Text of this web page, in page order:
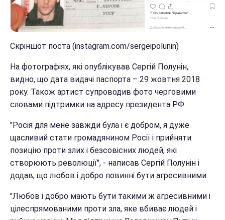
Скріншот поста (instagram.com/sergeipolunin)
На фотографіях, які опублікував Сергій Полунін,
видно, що дата видачі паспорта – 29 жовтня 2018
року. Також артист супроводив фото черговими
словами підтримки на адресу президента РФ.
"Росія для мене завжди була і є добром, я дуже
щасливий стати громадянином Росії і прийняти
позицію проти злих і безсовісних людей, які
створюють революції", - написав Сергій Полунін і
додав, що любов і добро повинні бути агресивними.
"Любов і добро мають бути такими ж агресивними і
цілеспрямованими проти зла, яке вбиває людей і